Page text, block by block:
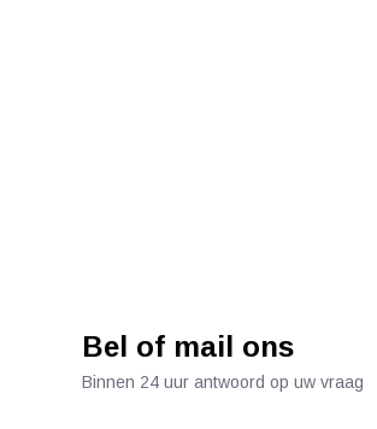
Bel of mail ons
Binnen 24 uur antwoord op uw vraag